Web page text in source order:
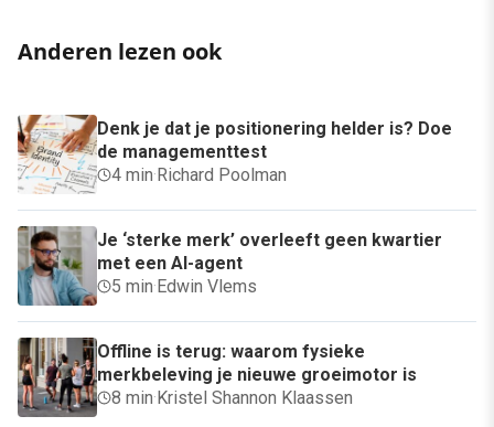
Anderen lezen ook
Denk je dat je positionering helder is? Doe
de managementtest
4 min·Richard Poolman
Je ‘sterke merk’ overleeft geen kwartier
met een AI-agent
5 min·Edwin Vlems
Offline is terug: waarom fysieke
merkbeleving je nieuwe groeimotor is
8 min·Kristel Shannon Klaassen